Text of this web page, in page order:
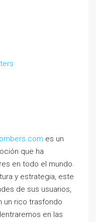
es un
que ha
en todo el mundo.
y estrategia, este
de sus usuarios,
un rico trasfondo
en las